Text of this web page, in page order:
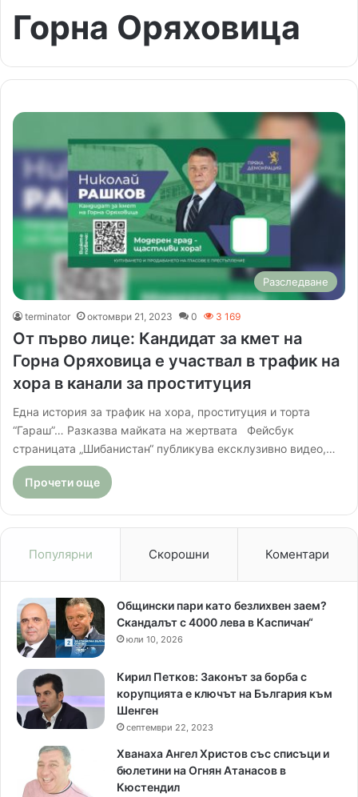
Горна Оряховица
Разследване
terminator октомври 21, 2023 0 3 169
От първо лице: Кандидат за кмет на
Горна Оряховица е участвал в трафик на
хора в канали за проституция
Една история за трафик на хора, проституция и торта
“Гараш”… Разказва майката на жертвата Фейсбук
страницата „Шибанистан“ публикува ексклузивно видео,…
Прочети още
Популярни Скорошни Коментари
Общински пари като безлихвен заем?
Скандалът с 4000 лева в Каспичан“
юли 10, 2026
Кирил Петков: Законът за борба с
корупцията е ключът на България към
Шенген
септември 22, 2023
Хванаха Ангел Христов със списъци и
бюлетини на Огнян Атанасов в
Кюстендил